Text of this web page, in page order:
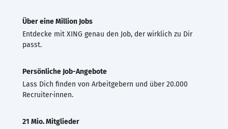
Über eine Million Jobs
Entdecke mit XING genau den Job, der wirklich zu Dir
passt.
Persönliche Job-Angebote
Lass Dich finden von Arbeitgebern und über 20.000
Recruiter·innen.
21 Mio. Mitglieder